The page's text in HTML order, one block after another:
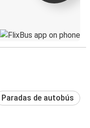
Paradas de autobús